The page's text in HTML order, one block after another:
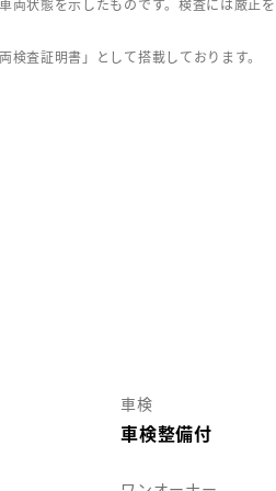
査証明書」として搭載しております。
車検
車検整備付